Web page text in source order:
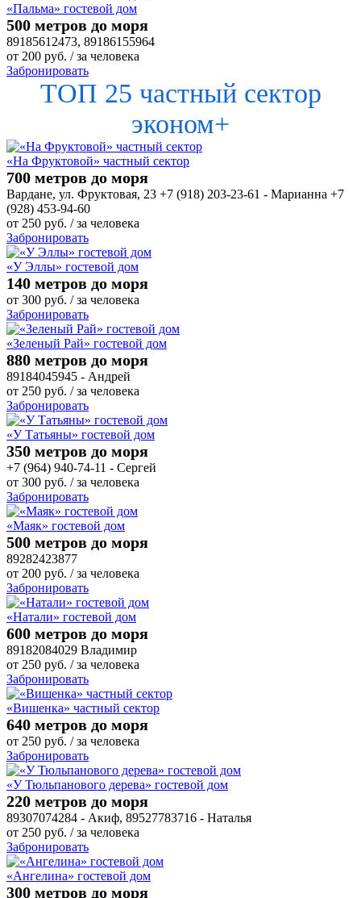
«Пальма» гостевой дом
500 метров до моря
89185612473, 89186155964
от 200 руб. / за человека
Забронировать
ТОП 25 частный сектор
эконом+
«На Фруктовой» частный сектор
700 метров до моря
Вардане, ул. Фруктовая, 23 +7 (918) 203-23-61 - Марианна +7
(928) 453-94-60
от 250 руб. / за человека
Забронировать
«У Эллы» гостевой дом
140 метров до моря
от 300 руб. / за человека
Забронировать
«Зеленый Рай» гостевой дом
880 метров до моря
89184045945 - Андрей
от 250 руб. / за человека
Забронировать
«У Татьяны» гостевой дом
350 метров до моря
+7 (964) 940-74-11 - Сергей
от 300 руб. / за человека
Забронировать
«Маяк» гостевой дом
500 метров до моря
89282423877
от 200 руб. / за человека
Забронировать
«Натали» гостевой дом
600 метров до моря
89182084029 Владимир
от 250 руб. / за человека
Забронировать
«Вишенка» частный сектор
640 метров до моря
от 250 руб. / за человека
Забронировать
«У Тюльпанового дерева» гостевой дом
220 метров до моря
89307074284 - Акиф, 89527783716 - Наталья
от 250 руб. / за человека
Забронировать
«Ангелина» гостевой дом
300 метров до моря